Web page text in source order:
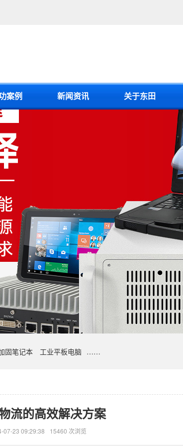
案例 新闻资讯 关于东田
固笔记本 工业平板电脑 ……
流的高效解决方案
07-23 09:29:38 15460 次浏览